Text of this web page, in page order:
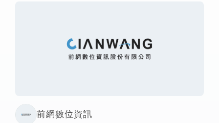
前網數位資訊